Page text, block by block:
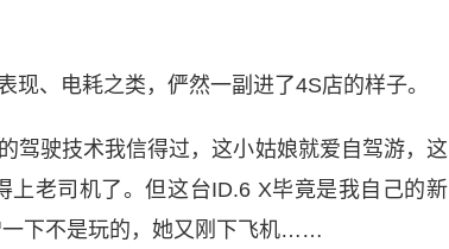
、电耗之类，俨然一副进了4S店的样子。
驾驶技术我信得过，这小姑娘就爱自驾游，这
上老司机了。但这台ID.6 X毕竟是我自己的新
一下不是玩的，她又刚下飞机……